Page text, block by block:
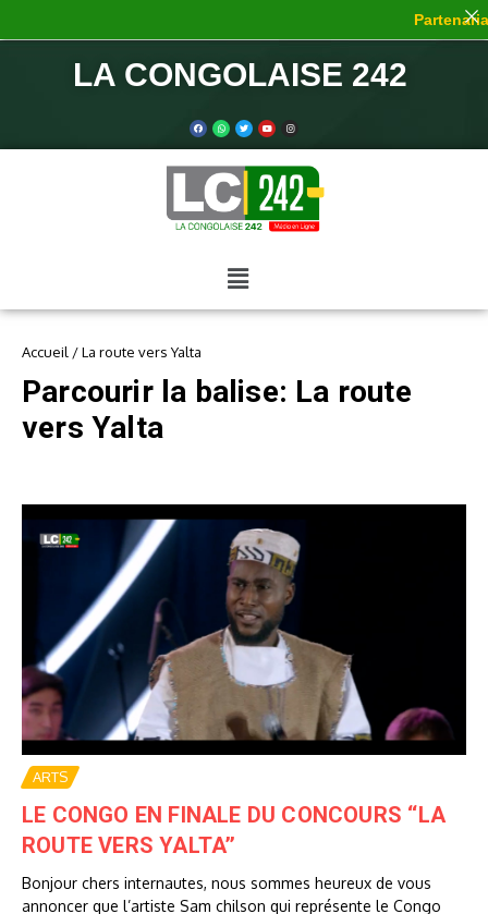
LA CONGOLAISE 242
Accueil /La route vers Yalta
Parcourir la balise: La route
vers Yalta
ARTS
LE CONGO EN FINALE DU CONCOURS ‘‘LA
ROUTE VERS YALTA’’
Bonjour chers internautes, nous sommes heureux de vous
annoncer que l’artiste Sam chilson qui représente le Congo